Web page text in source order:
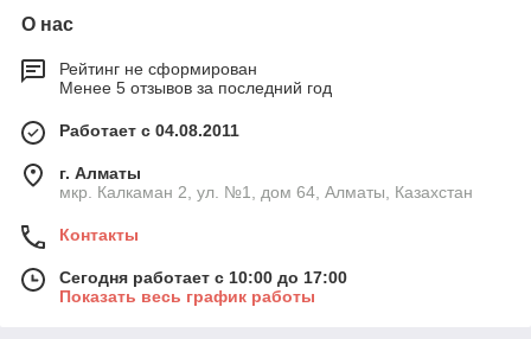
О нас
Рейтинг не сформирован
Менее 5 отзывов за последний год
Работает с 04.08.2011
г. Алматы
мкр. Калкаман 2, ул. №1, дом 64, Алматы, Казахстан
Контакты
Сегодня работает с 10:00 до 17:00
Показать весь график работы